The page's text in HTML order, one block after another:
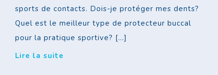
sports de contacts. Dois-je protéger mes dents?
Quel est le meilleur type de protecteur buccal
pour la pratique sportive? […]
Lire la suite